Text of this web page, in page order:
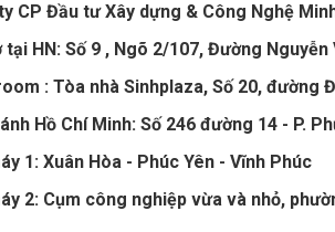
CP Đầu tư Xây dựng & Công Nghệ
HN: Số 9 , Ngõ 2/107, Đường Nguyễn
: Tòa nhà Sinhplaza, Số 20, đường
Hồ Chí Minh: Số 246 đường 14 - P.
1: Xuân Hòa - Phúc Yên - Vĩnh Phúc
2: Cụm công nghiệp vừa và nhỏ,